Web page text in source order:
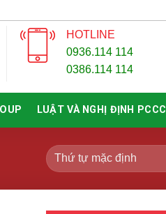
HOTLINE
0936.114 114
0386.114 114
LUẬT VÀ NGHỊ ĐỊNH PCCC